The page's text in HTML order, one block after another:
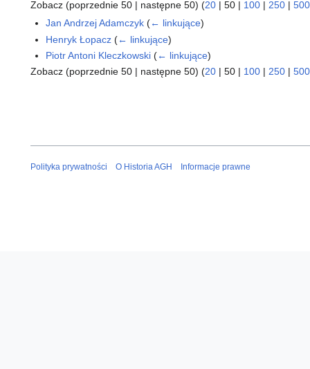
Zobacz (poprzednie 50 | następne 50) (20 | 50 | 100 | 250 | 500
Jan Andrzej Adamczyk (← linkujące)
Henryk Łopacz (← linkujące)
Piotr Antoni Kleczkowski (← linkujące)
Zobacz (poprzednie 50 | następne 50) (20 | 50 | 100 | 250 | 500
Polityka prywatności O Historia AGH Informacje prawne